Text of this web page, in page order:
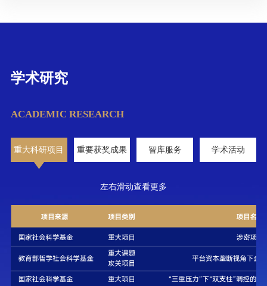
学术研究
ACADEMIC RESEARCH
重大科研项目 重要获奖成果 智库服务 学术活动
左右滑动查看更多